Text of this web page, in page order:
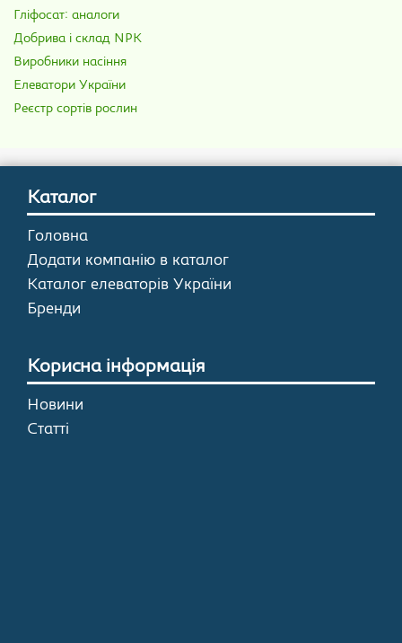
Гліфосат: аналоги
Добрива і склад NPK
Виробники насіння
Елеватори України
Реєстр сортів рослин
Каталог
Головна
Додати компанію в каталог
Каталог елеваторів України
Бренди
Корисна інформація
Новини
Статті